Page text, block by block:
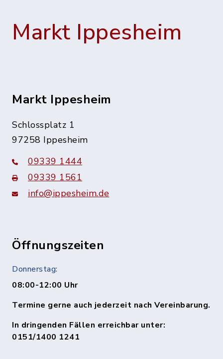
Markt Ippesheim
Markt Ippesheim
Schlossplatz 1
97258 Ippesheim
09339 1444
09339 1561
info@ippesheim.de
Öffnungszeiten
Donnerstag:
08:00-12:00 Uhr
Termine gerne auch jederzeit nach Vereinbarung.
In dringenden Fällen erreichbar unter:
0151/1400 1241